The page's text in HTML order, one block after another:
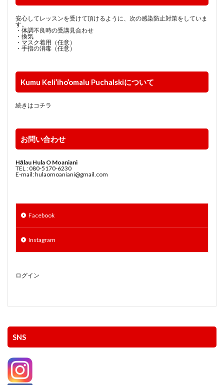
安心してレッスンを受けて頂けるように、次の感染防止対策をしていま
す。
・体調不良時の受講見合わせ
・換気
・マスク着用（任意）
・手指の消毒（任意）
Kumu Keli’iho’omalu Puchalskiについて
続きはコチラ
お問い合わせ
Hālau Hula O Moaniani
TEL : 080-5170-6230
E-mail: hulaomoaniani@gmail.com
Facebook
Instagram
ログイン
SNS